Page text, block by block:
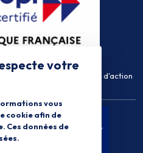
au titre de la catégorie d'action
votre
vous
cookie afin de
Ces données de